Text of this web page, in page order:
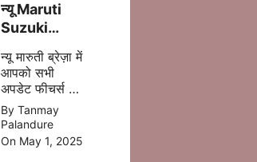
न्यू Maruti
Suzuki
Brezza
2025 अब
मात्र ₹8.69
लाख की प्राइस
में
न्यू मारुती ब्रेज़ा में
आपको सभी
अपडेट फीचर्स और
दमदार इंजन मिल
जाता है इसमें
आपको CNG का
आप्शन भी मिलने
By Tanmay
Palandure
On May 1, 2025